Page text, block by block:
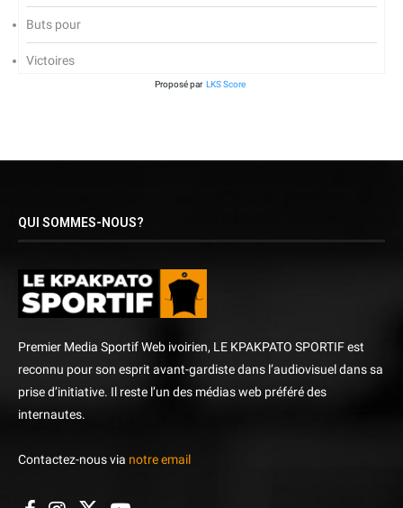
Buts pour
Victoires
Proposé par LKS Score
QUI SOMMES-NOUS?
Premier Media Sportif Web ivoirien, LE KPAKPATO SPORTIF est
reconnu pour son esprit avant-gardiste dans l’audiovisuel dans sa
prise d’initiative. Il reste l’un des médias web préféré des
internautes.
Contactez-nous via notre email